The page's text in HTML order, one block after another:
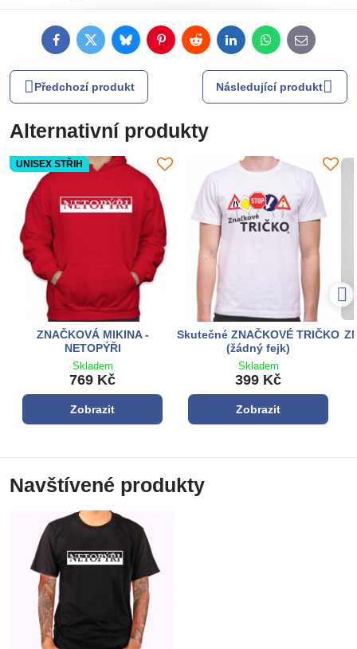
FacebookTwitterBlueskyPinterestRedditLinkedInWhatsApp
E-
mail
Předchozí produkt Následující produkt
Alternativní produkty
UNISEX STŘIH
ZNAČKOVÁ MIKINA -
NETOPÝŘI
Skladem
769 Kč
Zobrazit
Skutečné ZNAČKOVÉ TRIČKO
(žádný fejk)
Skladem
399 Kč
Zobrazit
Navštívené produkty